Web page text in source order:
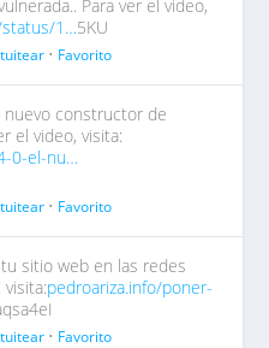
Para ver el video,
1…5KU
• Favorito
nuevo constructor de
el video, visita:
0-el-nu…
• Favorito
sitio web en las redes
visita:pedroariza.info/poner-
• Favorito